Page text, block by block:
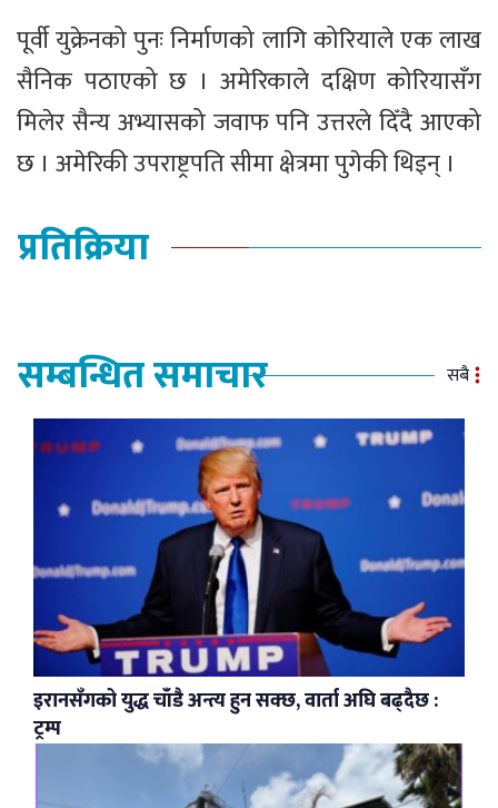
पूर्वी युक्रेनको पुनः निर्माणको लागि कोरियाले एक लाख
सैनिक पठाएको छ । अमेरिकाले दक्षिण कोरियासँग
मिलेर सैन्य अभ्यासको जवाफ पनि उत्तरले दिँदै आएको
छ । अमेरिकी उपराष्ट्रपति सीमा क्षेत्रमा पुगेकी थिइन् ।
प्रतिक्रिया
सम्बन्धित समाचार सबै
इरानसँगको युद्ध चाँडै अन्त्य हुन सक्छ, वार्ता अघि बढ्दैछ :
ट्रम्प